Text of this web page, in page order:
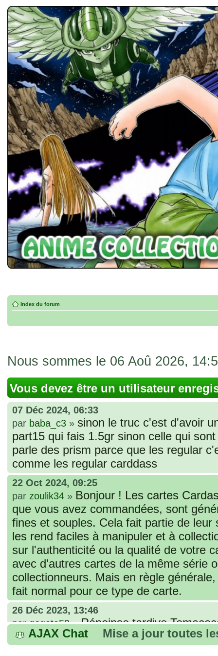
Index du forum
Nous sommes le 06 Aoû 2026,
Vous devez être un utilisateur
07 Déc 2024, 06:33
par baba_c3 » sinon le truc c'est d'avoir
part15 qui fais 1.5gr sinon celle qui
parle des prism parce que les regular
comme les regular carddass
22 Oct 2024, 09:25
par zoulik34 » Bonjour ! Les cartes
que vous avez commandées, sont
fines et souples. Cela fait partie de
les rend faciles à manipuler et à
sur l'authenticité ou la qualité de votre
avec d'autres cartes de la même série
collectionneurs. Mais en règle
fait normal pour ce type de carte.
26 Déc 2023, 13:46
pargogeta59»Répoinse tardive
acheter une réédition de cette Hondan ?
AJAX Chat Mise a jour toutes